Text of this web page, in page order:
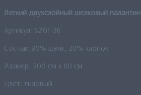
Легкий двухслойный шелковый палантин
Артикул: SZ01-26
Состав: 80% шёлк, 20% хлопок
Размер: 200 см x 80 см
Цвет: лиловый